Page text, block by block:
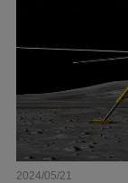
2024/05/21